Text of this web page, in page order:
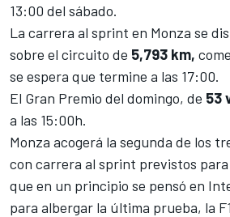
13:00 del sábado.
La carrera al sprint en Monza se
sobre el circuito de 5,793 km,
se espera que termine a las 17:00.
El Gran Premio del domingo, de 53
a las 15:00h.
Monza acogerá la segunda de los
con carrera al sprint previstos para
que en un principio se pensó en
para albergar la última prueba, la